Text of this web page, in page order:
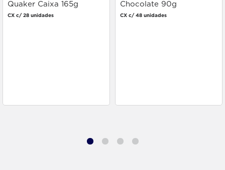
Quaker Caixa 165g
CX c/ 28 unidades
Chocolate 90g
CX c/ 48 unidades